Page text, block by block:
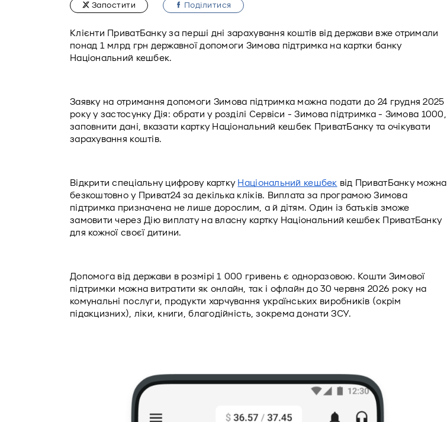
Запостити Подiлитися
Клієнти ПриватБанку за перші дні зарахування коштів від держави вже отримали
понад 1 млрд грн державної допомоги Зимова підтримка на картки банку
Національний кешбек.
Заявку на отримання допомоги Зимова підтримка можна подати до 24 грудня 2025
року у застосунку Дія: обрати у розділі Сервіси - Зимова підтримка - Зимова 1000,
заповнити дані, вказати картку Національний кешбек ПриватБанку та очікувати
зарахування коштів.
Відкрити спеціальну цифрову картку Національний кешбек від ПриватБанку можна
безкоштовно у Приват24 за декілька кліків. Виплата за програмою Зимова
підтримка призначена не лише дорослим, а й дітям. Один із батьків зможе
замовити через Дію виплату на власну картку Національний кешбек ПриватБанку
для кожної своєї дитини.
Допомога від держави в розмірі 1 000 гривень є одноразовою. Кошти Зимової
підтримки можна витратити як онлайн, так і офлайн до 30 червня 2026 року на
комунальні послуги, продукти харчування українських виробників (окрім
підакцизних), ліки, книги, благодійність, зокрема донати ЗСУ.